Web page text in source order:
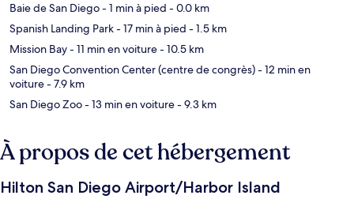
Baie de San Diego- 1 min à pied - 0.0 km
Spanish Landing Park- 17 min à pied - 1.5 km
Mission Bay- 11 min en voiture- 10.5 km
San Diego Convention Center (centre de congrès)- 12 min en
voiture- 7.9 km
San Diego Zoo- 13 min en voiture- 9.3 km
À propos de cet hébergement
Hilton San Diego Airport/Harbor Island